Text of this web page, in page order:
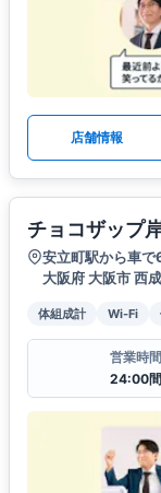
店舗情報
チョコザップ
安立町駅から車で
大阪府 大阪市 西
体組成計 Wi-Fi
営業時間
24:00間